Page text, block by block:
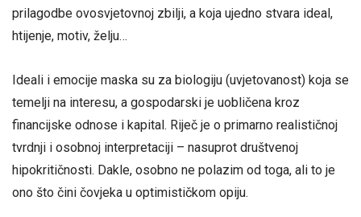
prilagodbe ovosvjetovnoj zbilji, a koja ujedno stvara ideal,
htijenje, motiv, želju…
Ideali i emocije maska su za biologiju (uvjetovanost) koja se
temelji na interesu, a gospodarski je uobličena kroz
financijske odnose i kapital. Riječ je o primarno realističnoj
tvrdnji i osobnoj interpretaciji – nasuprot društvenoj
hipokritičnosti. Dakle, osobno ne polazim od toga, ali to je
ono što čini čovjeka u optimističkom opiju.